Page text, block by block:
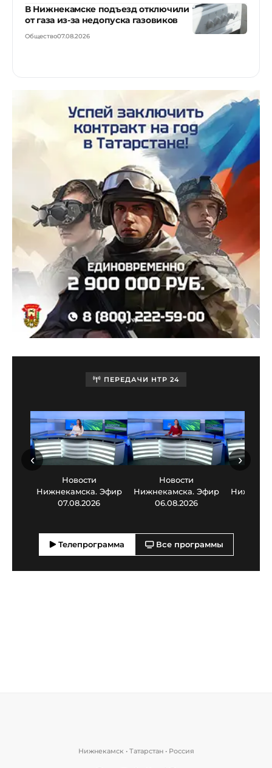
В Нижнекамске подъезд отключили
от газа из-за недопуска газовиков
Общество07.08.2026
ПЕРЕДАЧИ НТР 24
Новости
Нижнекамска. Эфир
07.08.2026
Новости
Нижнекамска. Эфир
06.08.2026
‹ ›
Телепрограмма Все программы
Нижнекамск • Татарстан • Россия